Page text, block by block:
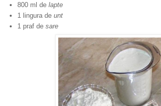
800 ml de lapte
1 lingura de unt
1 praf de sare